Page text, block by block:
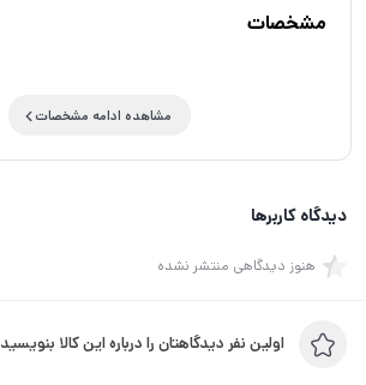
مشخصات
مشاهده ادامه مشخصات
دیدگاه کاربرها
هنوز دیدگاهی منتشر نشده
اولین نفر دیدگاهتان را درباره این کالا بنویسید